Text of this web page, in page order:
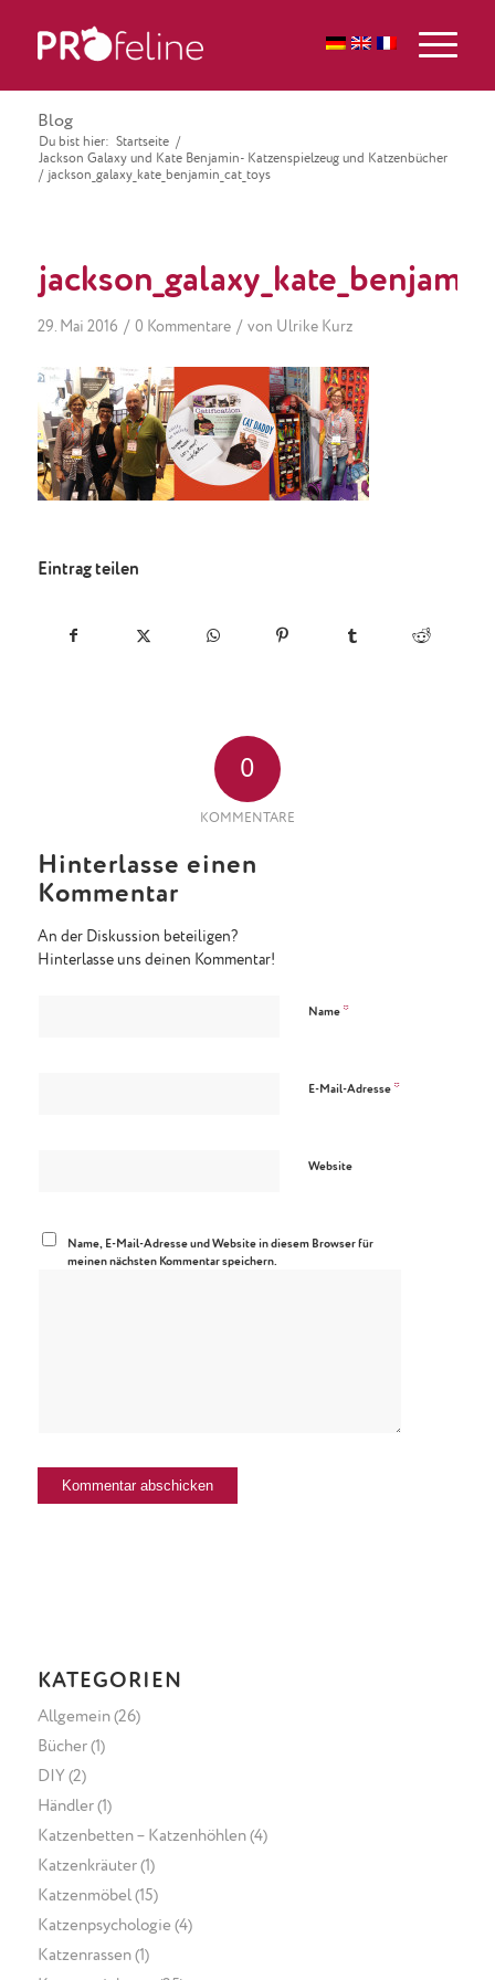
Blog
Du bist hier: Startseite /
Jackson Galaxy und Kate Benjamin- Katzenspielzeug und Katzenbücher
/ jackson_galaxy_kate_benjamin_cat_toys
29. Mai 2016 / 0 Kommentare / von Ulrike Kurz
Eintrag teilen
0
KOMMENTARE
Hinterlasse einen
Kommentar
An der Diskussion beteiligen?
Hinterlasse uns deinen Kommentar!
Name *
E-Mail-Adresse *
Website
Name, E-Mail-Adresse und Website in diesem Browser für
meinen nächsten Kommentar speichern.
KATEGORIEN
Allgemein(26)
Bücher(1)
DIY (2)
Händler(1)
Katzenbetten – Katzenhöhlen(4)
Katzenkräuter(1)
Katzenmöbel (15)
Katzenpsychologie (4)
Katzenrassen(1)